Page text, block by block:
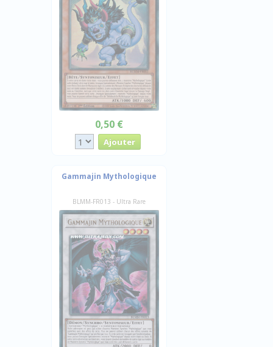
0,50 €
Gammajin Mythologique
BLMM-FR013 - Ultra Rare